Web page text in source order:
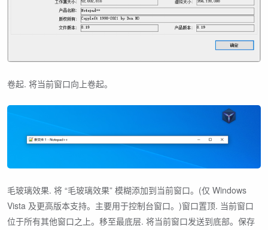
卷起. 将当前窗口向上卷起。
毛玻璃效果. 将 “毛玻璃效果” 模糊添加到当前窗口。(仅 Windows
Vista 及更高版本支持。主要用于控制台窗口。)窗口置顶. 当前窗口
位于所有其他窗口之上。移至最底层. 将当前窗口发送到底部。保存